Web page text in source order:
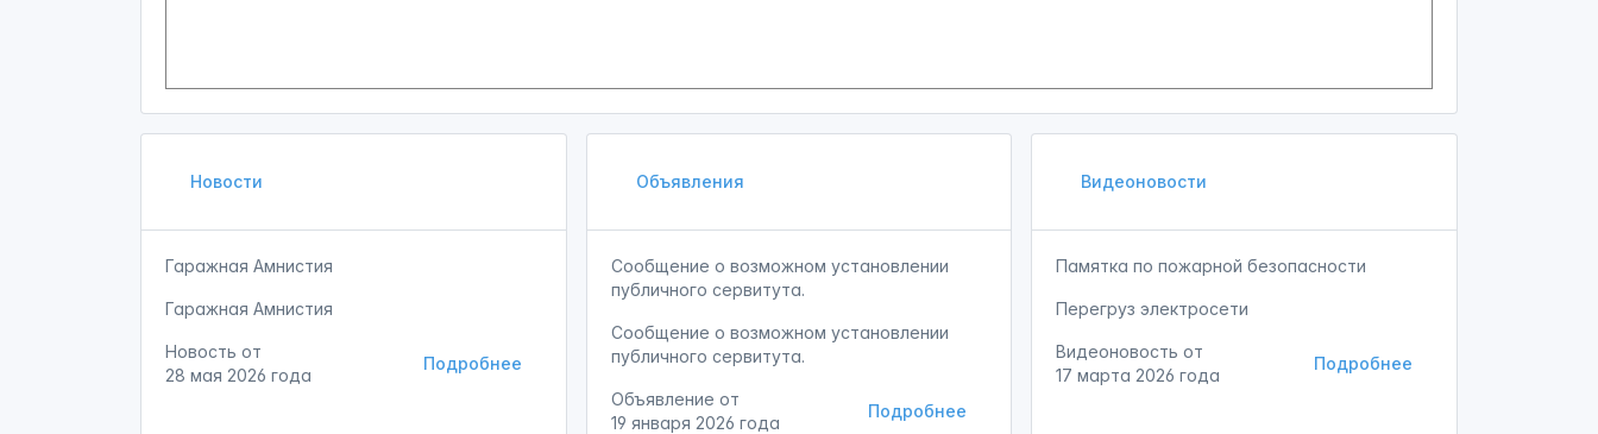
Новости
Гаражная Амнистия
Гаражная Амнистия
Подробнее
Новость от
28 мая 2026 года
Объявления
Сообщение о возможном установлении
публичного сервитута.
Сообщение о возможном установлении
публичного сервитута.
Подробнее
Объявление от
19 января 2026 года
Видеоновости
Памятка по пожарной безопасности
Перегруз электросети
Подробнее
Видеоновость от
17 марта 2026 года